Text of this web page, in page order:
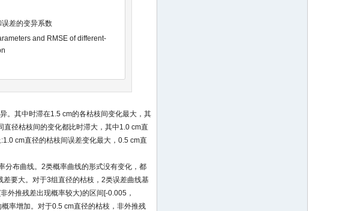
差的变异系数
and RMSE of different-
。其中时滞在1.5 cm的各枯枝间变化最大，其
径枯枝间的变化都比时滞大，其中1.0 cm直
cm直径的枯枝间误差变化最大，0.5 cm直
分布曲线。2类概率曲线的形式没有变化，都
要大。对于3组直径的枯枝，2类误差曲线基
外推残差出现概率较大)的区间[-0.005，
率增加。对于0.5 cm直径的枯枝，非外推残